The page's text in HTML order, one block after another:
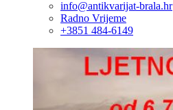
info@antikvarijat-brala.hr
Radno Vrijeme
+3851 484-6149